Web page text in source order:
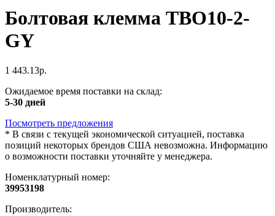
Болтовая клемма TBO10-2-
GY
1 443.13р.
Ожидаемое время поставки на склад:
5-30 дней
Посмотреть предложения
* В связи с текущей экономической ситуацией, поставка
позиций некоторых брендов США невозможна. Информацию
о возможности поставки уточняйте у менеджера.
Номенклатурный номер:
39953198
Производитель: